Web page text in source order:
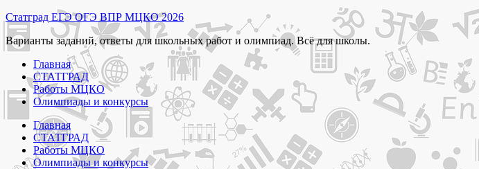
Перейти
к
содержимому
Статград ЕГЭ ОГЭ ВПР МЦКО 2026
Варианты заданий, ответы для школьных работ и олимпиад. Всё для школы.
Главная
СТАТГРАД
Работы МЦКО
Олимпиады и конкурсы
Главная
СТАТГРАД
Работы МЦКО
Олимпиады и конкурсы